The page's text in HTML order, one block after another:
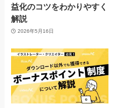
益化のコツをわかりやすく
解説
2026年5月16日